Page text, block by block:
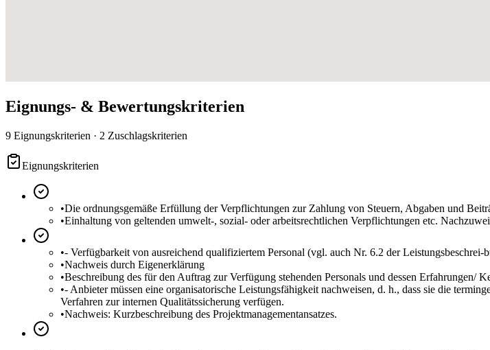
Eignungs- & Bewertungskriterien
9 Eignungskriterien · 2 Zuschlagskriterien
Eignungskriterien
•Die ordnungsgemäße Erfüllung der Verpflichtungen zur Zahlung von Steuern, Abgaben und
•Einhaltung von geltenden umwelt-, sozial- oder arbeitsrechtlichen Verpflichtungen etc.
•- Verfügbarkeit von ausreichend qualifiziertem Personal (vgl. auch Nr. 6.2 der
•Nachweis durch Eigenerklärung
•Beschreibung des für den Auftrag zur Verfügung stehenden Personals und dessen Erfahrungen/
•- Anbieter müssen eine organisatorische Leistungsfähigkeit nachweisen, d. h., dass sie die
Verfahren zur internen Qualitätssicherung verfügen.
•Nachweis: Kurzbeschreibung des Projektmanagementansatzes.